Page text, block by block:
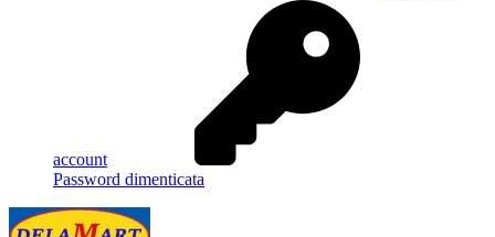
account
Password dimenticata